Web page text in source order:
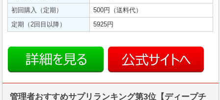
初回購入（定期）
500円（送料代）
定期（2回目以降）
5925円
管理者おすすめサプリランキング第3位【ディープチ